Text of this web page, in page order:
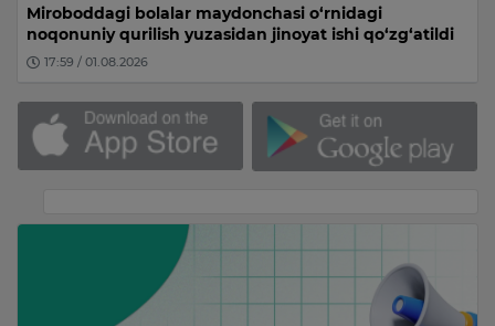
Miroboddagi bolalar maydonchasi o‘rnidagi
noqonuniy qurilish yuzasidan jinoyat ishi qo‘zg‘atildi
17:59 / 01.08.2026